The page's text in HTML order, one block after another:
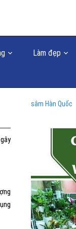
Làm đẹp
sâm Hàn Quốc